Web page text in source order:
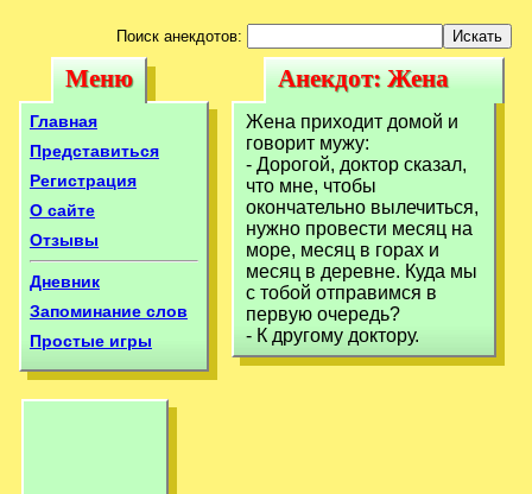
Поиск анекдотов:
Меню
Меню
Главная
Представиться
Регистрация
О сайте
Отзывы
Дневник
Запоминание слов
Простые игры
Анекдот: Жена
приходит домой и
говорит мужу:-
Анекдот: Жена
приходит домой и
говорит мужу:-
Жена приходит домой и
говорит мужу:
- Дорогой, доктор сказал,
что мне, чтобы
окончательно вылечиться,
нужно провести месяц на
море, месяц в горах и
месяц в деревне. Куда мы
с тобой отправимся в
первую очередь?
- К другому доктору.